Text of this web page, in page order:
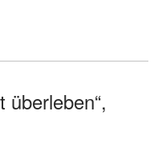
überleben“,